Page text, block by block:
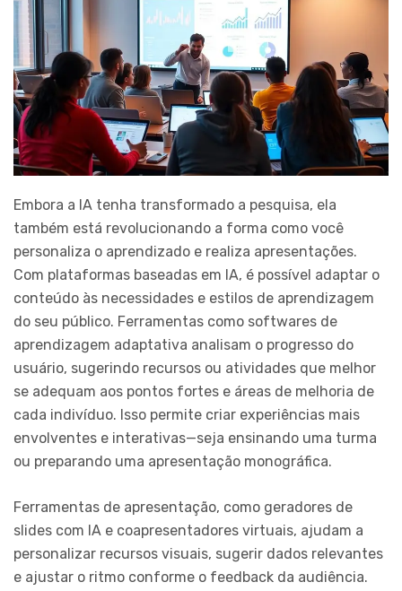
Embora a IA tenha transformado a pesquisa, ela
também está revolucionando a forma como você
personaliza o aprendizado e realiza apresentações.
Com plataformas baseadas em IA, é possível adaptar o
conteúdo às necessidades e estilos de aprendizagem
do seu público. Ferramentas como softwares de
aprendizagem adaptativa analisam o progresso do
usuário, sugerindo recursos ou atividades que melhor
se adequam aos pontos fortes e áreas de melhoria de
cada indivíduo. Isso permite criar experiências mais
envolventes e interativas—seja ensinando uma turma
ou preparando uma apresentação monográfica.
Ferramentas de apresentação, como geradores de
slides com IA e coapresentadores virtuais, ajudam a
personalizar recursos visuais, sugerir dados relevantes
e ajustar o ritmo conforme o feedback da audiência.